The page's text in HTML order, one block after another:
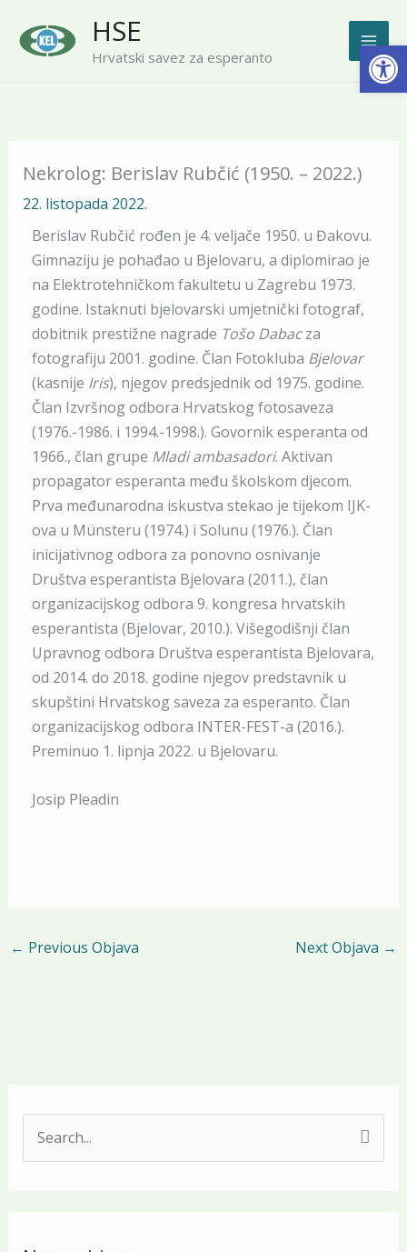
content
HSE
Hrvatski savez za esperanto
Nekrolog: Berislav Rubčić (1950. – 2022.)
22. listopada 2022.
Berislav Rubčić rođen je 4. veljače 1950. u Đakovu.
Gimnaziju je pohađao u Bjelovaru, a diplomirao je
na Elektrotehničkom fakultetu u Zagrebu 1973.
godine. Istaknuti bjelovarski umjetnički fotograf,
dobitnik prestižne nagrade Tošo Dabacza
fotografiju 2001. godine. Član Fotokluba Bjelovar
(kasnije Iris), njegov predsjednik od 1975. godine.
Član Izvršnog odbora Hrvatskog fotosaveza
(1976.-1986. i 1994.-1998.). Govornik esperanta od
1966., član grupe Mladi ambasadori. Aktivan
propagator esperanta među školskom djecom.
Prva međunarodna iskustva stekao je tijekom IJK-
ova u Münsteru (1974.) i Solunu (1976.). Član
inicijativnog odbora za ponovno osnivanje
Društva esperantista Bjelovara (2011.), član
organizacijskog odbora 9. kongresa hrvatskih
esperantista (Bjelovar, 2010.). Višegodišnji član
Upravnog odbora Društva esperantista Bjelovara,
od 2014. do 2018. godine njegov predstavnik u
skupštini Hrvatskog saveza za esperanto. Član
organizacijskog odbora INTER-FEST-a (2016.).
Preminuo 1. lipnja 2022. u Bjelovaru.
Josip Pleadin
← Previous Objava Next Objava →